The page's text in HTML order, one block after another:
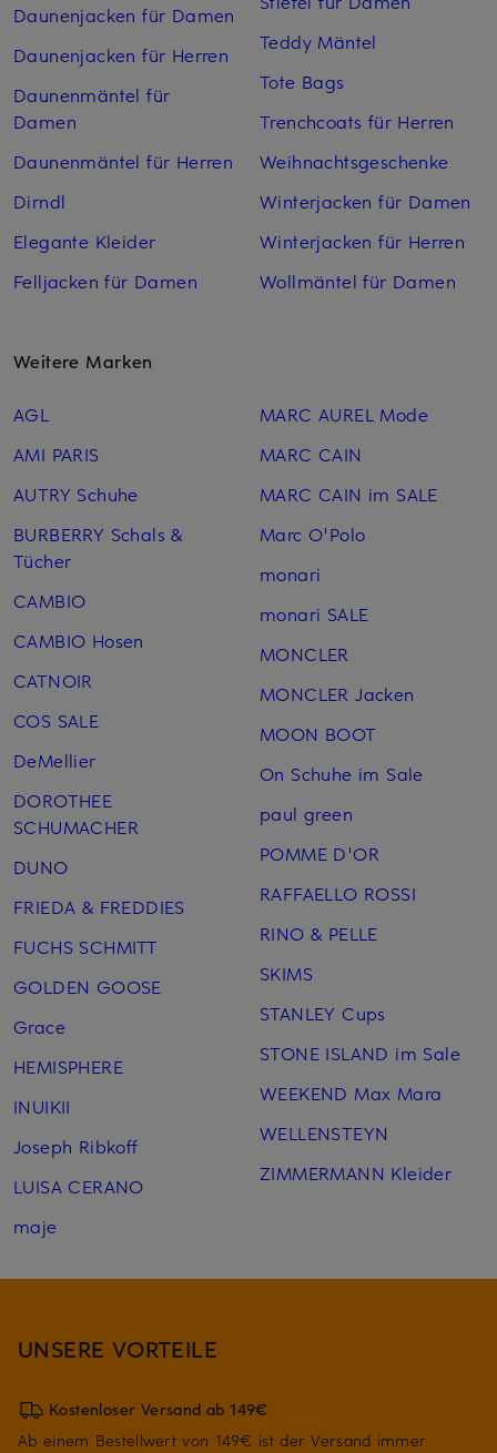
Daunenjacken für Damen
Daunenjacken für Herren
Daunenmäntel für
Damen
Daunenmäntel für Herren
Dirndl
Elegante Kleider
Felljacken für Damen
Teddy Mäntel
Tote Bags
Trenchcoats für Herren
Weihnachtsgeschenke
Winterjacken für Damen
Winterjacken für Herren
Wollmäntel für Damen
Weitere Marken
AGL
AMI PARIS
AUTRY Schuhe
BURBERRY Schals &
Tücher
CAMBIO
CAMBIO Hosen
CATNOIR
COS SALE
DeMellier
DOROTHEE
SCHUMACHER
DUNO
FRIEDA & FREDDIES
FUCHS SCHMITT
GOLDEN GOOSE
Grace
HEMISPHERE
INUIKII
Joseph Ribkoff
LUISA CERANO
maje
MARC AUREL Mode
MARC CAIN
MARC CAIN im SALE
Marc O'Polo
monari
monari SALE
MONCLER
MONCLER Jacken
MOON BOOT
On Schuhe im Sale
paul green
POMME D'OR
RAFFAELLO ROSSI
RINO & PELLE
SKIMS
STANLEY Cups
STONE ISLAND im Sale
WEEKEND Max Mara
WELLENSTEYN
ZIMMERMANN Kleider
UNSERE VORTEILE
Kostenloser Versand ab 149€
Ab einem Bestellwert von 149€ ist der Versand immer